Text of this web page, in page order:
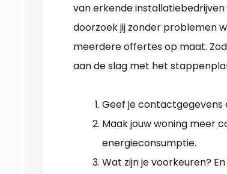
van erkende installatiebedrijven
doorzoek jij zonder problemen
meerdere offertes op maat.
aan de slag met het
Geef je contactgegevens
Maak jouw woning meer
energieconsumptie.
Wat zijn je voorkeuren?